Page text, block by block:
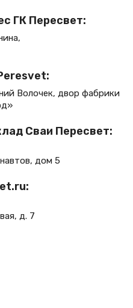
ГК Пересвет:
Волочек, двор фабрики
Сваи Пересвет:
дом 5
д. 7